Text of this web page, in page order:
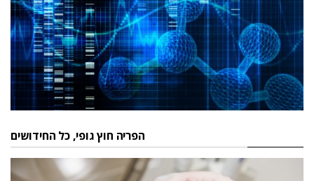
הפריה חוץ גופי, כל החידושים